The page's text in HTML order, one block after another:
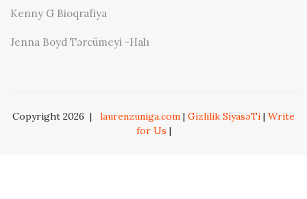
Kenny G Bioqrafiya
Jenna Boyd Tərcümeyi -halı
Copyright 2026 | laurenzuniga.com | Gizlilik SiyasəTi | Write
for Us |